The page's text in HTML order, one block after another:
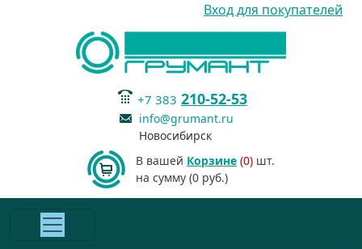
Вход для покупателей
+7 383 210-52-53
info@grumant.ru
Новосибирск
В вашей Корзине (0) шт.
на сумму (0 руб.)